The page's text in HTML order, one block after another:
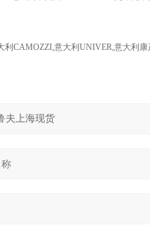
利CAMOZZI,意大利UNIVER,意大利康